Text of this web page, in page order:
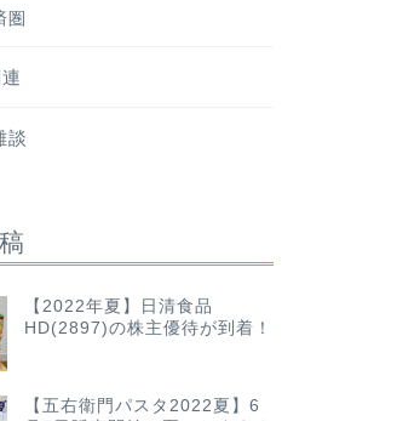
圏
談
【2022年夏】日清食品
HD(2897)の株主優待が到着！
【五右衛門パスタ2022夏】6